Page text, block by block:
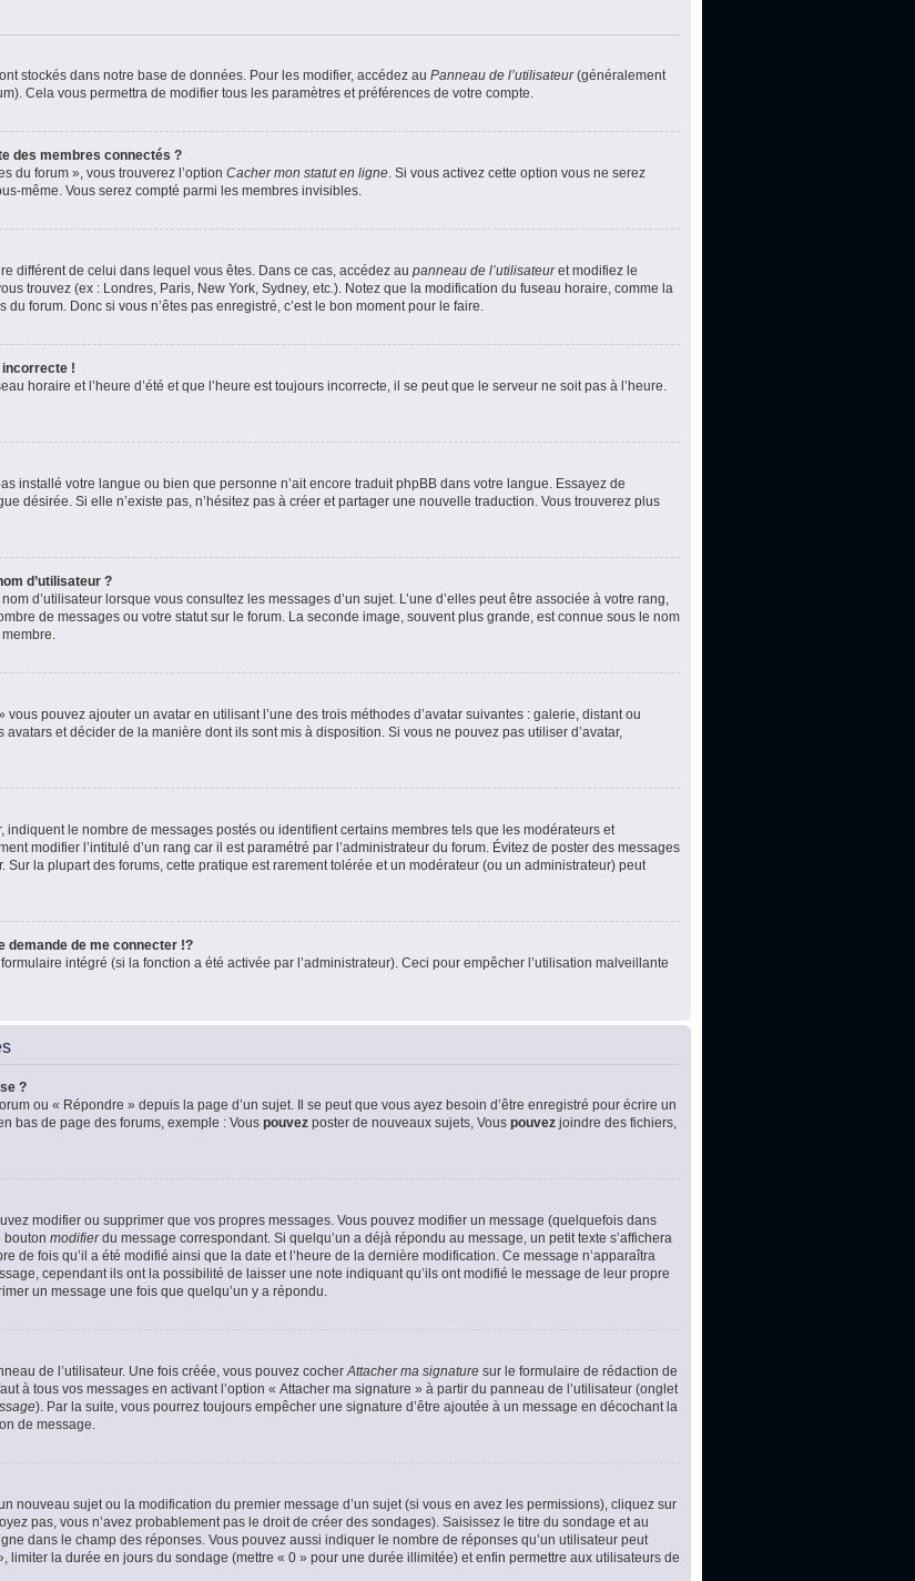
stockés dans notre base de données. Pour les modifier, accédez au Panneau de l’utilisateur(généralement
Cela vous permettra de modifier tous les paramètres et préférences de votre compte.
des membres connectés ?
du forum », vous trouverez l’option Cacher mon statut en ligne. Si vous activez cette option vous ne serez
même. Vous serez compté parmi les membres invisibles.
différent de celui dans lequel vous êtes. Dans ce cas, accédez au panneau de l’utilisateuret modifiez le
trouvez (ex : Londres, Paris, New York, Sydney, etc.). Notez que la modification du fuseau horaire, comme la
forum. Donc si vous n’êtes pas enregistré, c’est le bon moment pour le faire.
incorrecte !
horaire et l’heure d’été et que l’heure est toujours incorrecte, il se peut que le serveur ne soit pas à l’heure.
installé votre langue ou bien que personne n’ait encore traduit phpBB dans votre langue. Essayez de
désirée. Si elle n’existe pas, n’hésitez pas à créer et partager une nouvelle traduction. Vous trouverez plus
d’utilisateur ?
d’utilisateur lorsque vous consultez les messages d’un sujet. L’une d’elles peut être associée à votre rang,
de messages ou votre statut sur le forum. La seconde image, souvent plus grande, est connue sous le nom
vous pouvez ajouter un avatar en utilisant l’une des trois méthodes d’avatar suivantes : galerie, distant ou
et décider de la manière dont ils sont mis à disposition. Si vous ne pouvez pas utiliser d’avatar,
indiquent le nombre de messages postés ou identifient certains membres tels que les modérateurs et
modifier l’intitulé d’un rang car il est paramétré par l’administrateur du forum. Évitez de poster des messages
la plupart des forums, cette pratique est rarement tolérée et un modérateur (ou un administrateur) peut
demande de me connecter !?
intégré (si la fonction a été activée par l’administrateur). Ceci pour empêcher l’utilisation malveillante
?
ou « Répondre » depuis la page d’un sujet. Il se peut que vous ayez besoin d’être enregistré pour écrire un
bas de page des forums, exemple : Vous pouvez poster de nouveaux sujets, Vous pouvez joindre des fichiers,
modifier ou supprimer que vos propres messages. Vous pouvez modifier un message (quelquefois dans
bouton modifierdu message correspondant. Si quelqu’un a déjà répondu au message, un petit texte s’affichera
de fois qu’il a été modifié ainsi que la date et l’heure de la dernière modification. Ce message n’apparaîtra
cependant ils ont la possibilité de laisser une note indiquant qu’ils ont modifié le message de leur propre
un message une fois que quelqu’un y a répondu.
de l’utilisateur. Une fois créée, vous pouvez cocherAttacher ma signature sur le formulaire de rédaction de
à tous vos messages en activant l’option « Attacher ma signature » à partir du panneau de l’utilisateur (onglet
). Par la suite, vous pourrez toujours empêcher une signature d’être ajoutée à un message en décochant la
de message.
nouveau sujet ou la modification du premier message d’un sujet (si vous en avez les permissions), cliquez sur
pas, vous n’avez probablement pas le droit de créer des sondages). Saisissez le titre du sondage et au
dans le champ des réponses. Vous pouvez aussi indiquer le nombre de réponses qu’un utilisateur peut
limiter la durée en jours du sondage (mettre « 0 » pour une durée illimitée) et enfin permettre aux utilisateurs de